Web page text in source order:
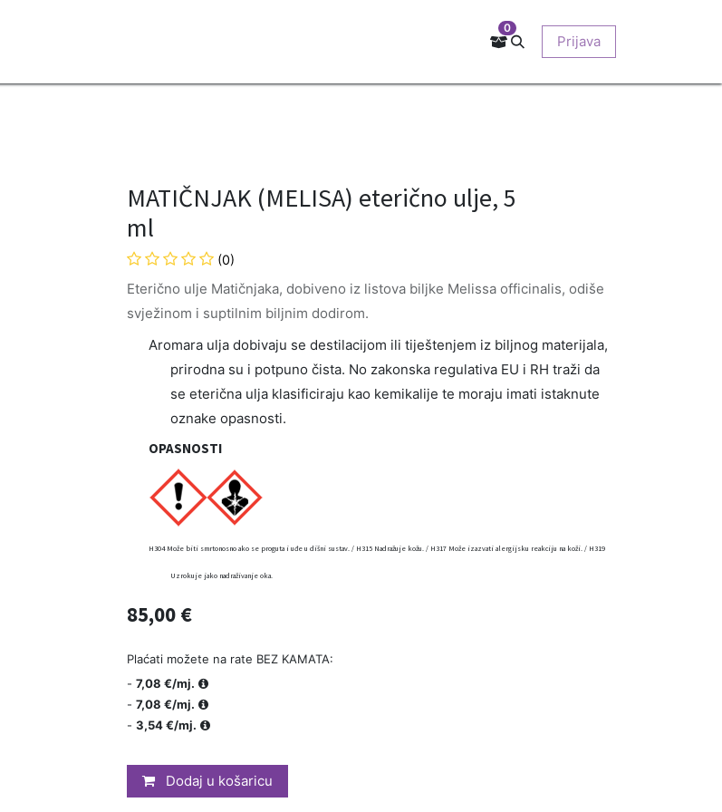
Prodajna mjesta EU-projekti
0
Prijava
MATIČNJAK (MELISA) eterično ulje, 5
ml
(0)
Eterično ulje Matičnjaka, dobiveno iz listova biljke Melissa officinalis, odiše
svježinom i suptilnim biljnim dodirom.
Aromara ulja dobivaju se destilacijom ili tiještenjem iz biljnog materijala,
prirodna su i potpuno čista. No zakonska regulativa EU i RH traži da
se eterična ulja klasificiraju kao kemikalije te moraju imati istaknute
oznake opasnosti.
OPASNOSTI
H304 Može biti smrtonosno ako se proguta i uđe u dišni sustav. / H315 Nadražuje kožu. / H317 Može izazvati alergijsku reakciju na koži. / H319
Uzrokuje jako nadraživanje oka.
85,00 €
Plaćati možete na rate BEZ KAMATA:
- 7,08 €/mj.
- 7,08 €/mj.
- 3,54 €/mj.
Dodaj u košaricu